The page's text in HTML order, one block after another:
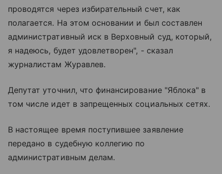
проводятся через избирательный счет, как
полагается. На этом основании и был составлен
административный иск в Верховный суд, который,
я надеюсь, будет удовлетворен", - сказал
журналистам Журавлев.
Депутат уточнил, что финансирование "Яблока" в
том числе идет в запрещенных социальных сетях.
В настоящее время поступившее заявление
передано в судебную коллегию по
административным делам.